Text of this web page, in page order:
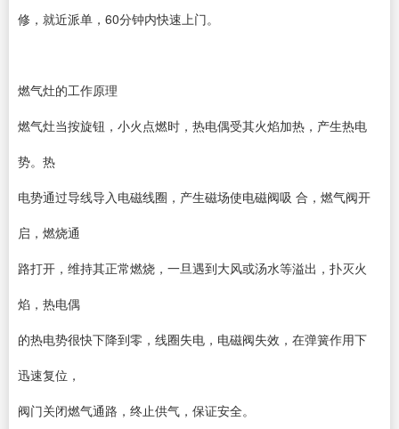
修，就近派单，60分钟内快速上门。
燃气灶的工作原理
燃气灶当按旋钮，小火点燃时，热电偶受其火焰加热，产生热电
势。热
电势通过导线导入电磁线圈，产生磁场使电磁阀吸 合，燃气阀开
启，燃烧通
路打开，维持其正常燃烧，一旦遇到大风或汤水等溢出，扑灭火
焰，热电偶
的热电势很快下降到零，线圈失电，电磁阀失效，在弹簧作用下
迅速复位，
阀门关闭燃气通路，终止供气，保证安全。